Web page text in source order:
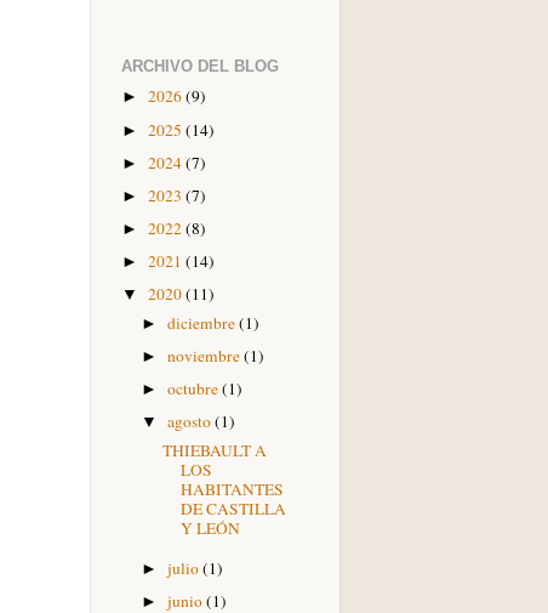
ARCHIVO DEL BLOG
► 2026(9)
► 2025 (14)
► 2024(7)
► 2023 (7)
► 2022(8)
► 2021 (14)
▼ 2020(11)
►diciembre(1)
►noviembre(1)
►octubre(1)
▼agosto(1)
THIEBAULT A
LOS
HABITANTES
DE CASTILLA
Y LEÓN
►julio(1)
►junio(1)